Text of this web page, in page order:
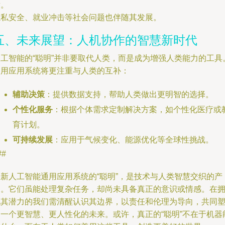
安全、就业冲击等社会问题也伴随其发展。
、未来展望：人机协作的智慧新时代
智能的“聪明”并非要取代人类，而是成为增强人类能力的工具
应用系统将更注重与人类的互补：
辅助决策 ：提供数据支持，帮助人类做出更明智的选择。
个性化服务 ：根据个体需求定制解决方案，如个性化医疗或
育计划。
可持续发展 ：应用于气候变化、能源优化等全球性挑战。
人工智能通用应用系统的“聪明”，是技术与人类智慧交织的产
它们虽能处理复杂任务，却尚未具备真正的意识或情感。在拥
潜力的我们需清醒认识其边界，以责任和伦理为导向，共同塑
个更智慧、更人性化的未来。或许，真正的“聪明”不在于机器